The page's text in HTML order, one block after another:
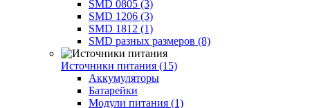
SMD 0805 (3)
SMD 1206 (3)
SMD 1812 (1)
SMD разных размеров (8)
Источники питания (15)
Аккумуляторы
Батарейки
Модули питания (1)